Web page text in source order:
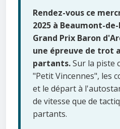
Rendez-vous ce
2025 à Beaumont-
Grand Prix Baron
une épreuve de trot
partants.Sur la piste
"Petit Vincennes", les
et le départ à
de vitesse que de
partants.